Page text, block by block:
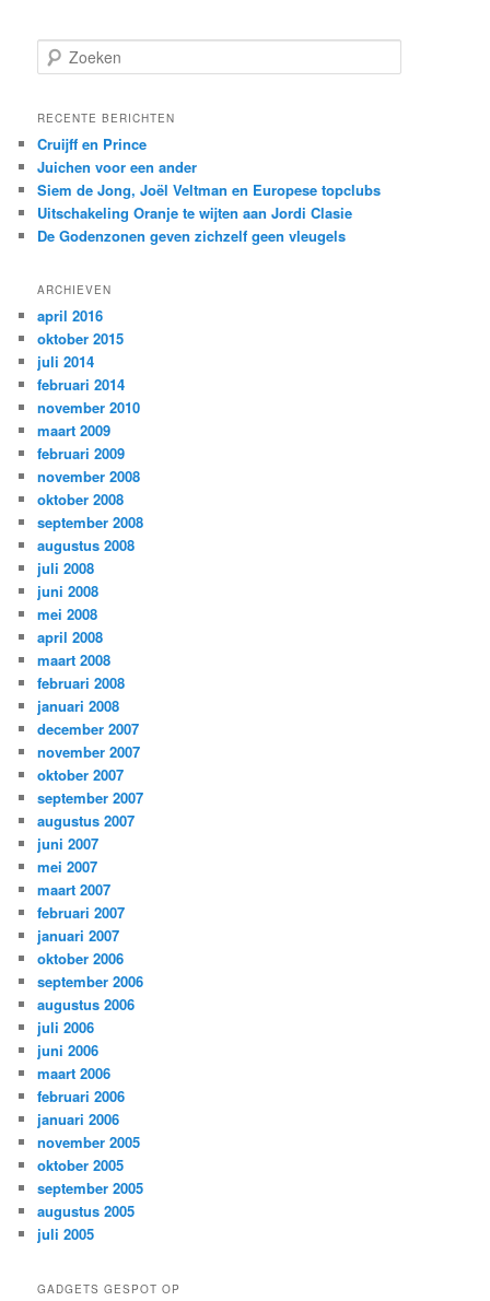
o
k
n
RECENTE BERICHTEN
Cruijff en Prince
Juichen voor een ander
Siem de Jong, Joël Veltman en Europese topclubs
Uitschakeling Oranje te wijten aan Jordi Clasie
De Godenzonen geven zichzelf geen vleugels
ARCHIEVEN
april 2016
oktober 2015
juli 2014
februari 2014
november 2010
maart 2009
februari 2009
november 2008
oktober 2008
september 2008
augustus 2008
juli 2008
juni 2008
mei 2008
april 2008
maart 2008
februari 2008
januari 2008
december 2007
november 2007
oktober 2007
september 2007
augustus 2007
juni 2007
mei 2007
maart 2007
februari 2007
januari 2007
oktober 2006
september 2006
augustus 2006
juli 2006
juni 2006
maart 2006
februari 2006
januari 2006
november 2005
oktober 2005
september 2005
augustus 2005
juli 2005
GADGETS GESPOT OP